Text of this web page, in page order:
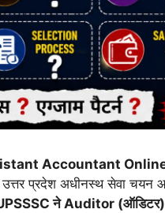
Accountant
प्रदेश अधीनस्थ सेवा चयन
ने Auditor (ऑडिटर)